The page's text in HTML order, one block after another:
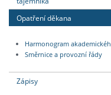
Opatření děkana
Harmonogram
Směrnice a provozní řády
Zápisy